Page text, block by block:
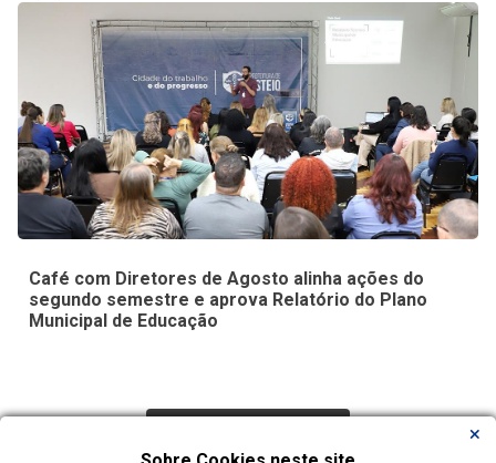
Café com Diretores de Agosto alinha ações do
segundo semestre e aprova Relatório do Plano
Municipal de Educação